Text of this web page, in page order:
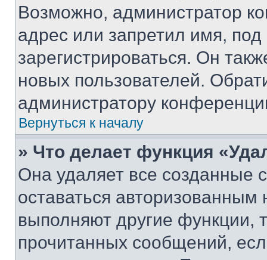
Возможно, администратор
адрес или запретил имя,
зарегистрироваться. Он
новых пользователей.
администратору
Вернуться к началу
» Что делает функция
Она удаляет все созданные
оставаться
выполняют другие функции,
прочитанных сообщений,